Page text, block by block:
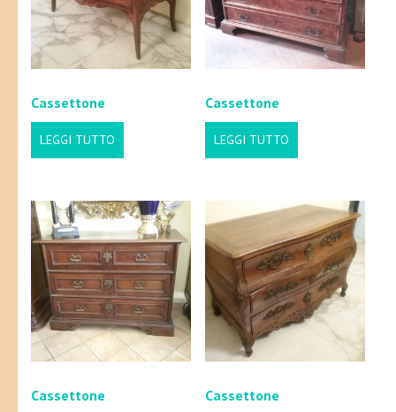
Cassettone
LEGGI TUTTO
Cassettone
LEGGI TUTTO
Cassettone Cassettone